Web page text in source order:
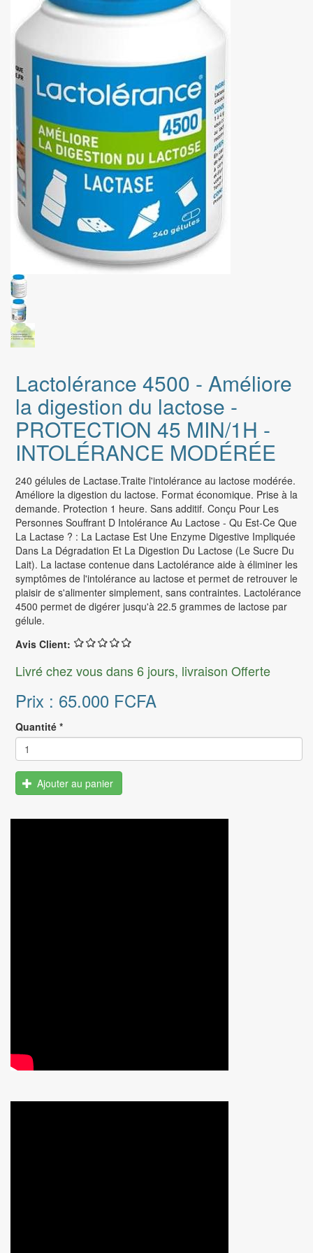
Lactolérance 4500 - Améliore
la digestion du lactose -
PROTECTION 45 MIN/1H -
INTOLÉRANCE MODÉRÉE
240 gélules de Lactase.Traite l'intolérance au lactose modérée.
Améliore la digestion du lactose. Format économique. Prise à la
demande. Protection 1 heure. Sans additif. Conçu Pour Les
Personnes Souffrant D Intolérance Au Lactose - Qu Est-Ce Que
La Lactase ? : La Lactase Est Une Enzyme Digestive Impliquée
Dans La Dégradation Et La Digestion Du Lactose (Le Sucre Du
Lait). La lactase contenue dans Lactolérance aide à éliminer les
symptômes de l'intolérance au lactose et permet de retrouver le
plaisir de s'alimenter simplement, sans contraintes. Lactolérance
4500 permet de digérer jusqu'à 22.5 grammes de lactose par
gélule.
Avis Client:
Livré chez vous dans 6 jours, livraison Offerte
Prix : 65.000 FCFA
Quantité *
Ajouter au panier